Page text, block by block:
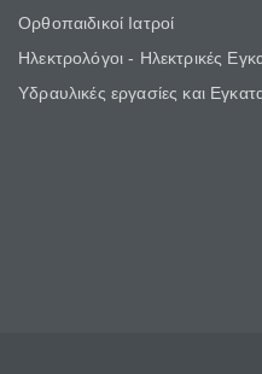
Ορθοπαιδικοί Ιατροί
Ηλεκτρολόγοι - Ηλεκτρικές
Υδραυλικές εργασίες και